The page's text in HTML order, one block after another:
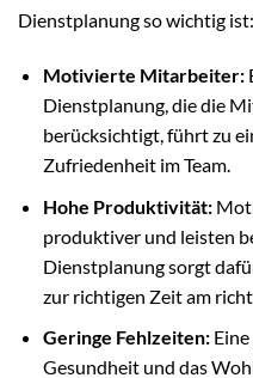
Dienstplanung so wichtig ist:
Motivierte Mitarbeiter:
Dienstplanung, die die
berücksichtigt, führt zu
Zufriedenheit im Team.
Hohe Produktivität:
produktiver und leisten
Dienstplanung sorgt
zur richtigen Zeit am
Geringe Fehlzeiten:Eine
Gesundheit und das